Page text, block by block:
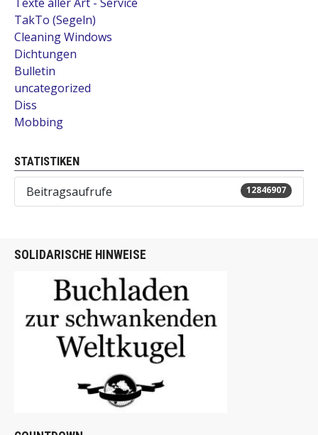
TakTo (Segeln)
Cleaning Windows
Dichtungen
Bulletin
uncategorized
Diss
Mobbing
STATISTIKEN
Beitragsaufrufe 12846907
SOLIDARISCHE HINWEISE